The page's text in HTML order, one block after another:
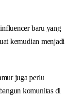
baru yang
kemudian menjadi
juga perlu
komunitas di